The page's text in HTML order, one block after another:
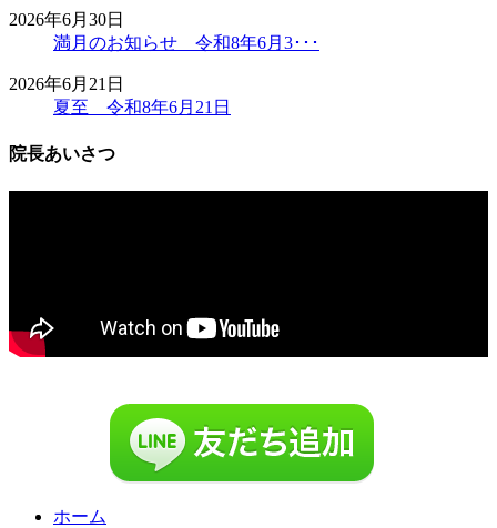
2026年6月30日
満月のお知らせ 令和8年6月3･･･
2026年6月21日
夏至 令和8年6月21日
院長あいさつ
ホーム